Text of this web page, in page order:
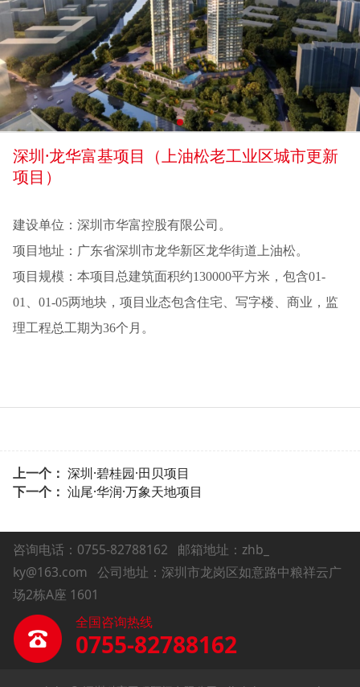
深圳·龙华富基项目（上油松老工业区城市更新
项目）
建设单位：深圳市华富控股有限公司。
项目地址：广东省深圳市龙华新区龙华街道上油松。
项目规模：本项目总建筑面积约130000平方米，包含01-
01、01-05两地块，项目业态包含住宅、写字楼、商业，监
理工程总工期为36个月。
上一个： 深圳·碧桂园·田贝项目
下一个： 汕尾·华润·万象天地项目
咨询电话：0755-82788162
邮箱地址：zhb_
ky@163.com 公司地址：深圳市龙岗区如意路中粮祥云广
场2栋A座 1601
全国咨询热线
0755-82788162